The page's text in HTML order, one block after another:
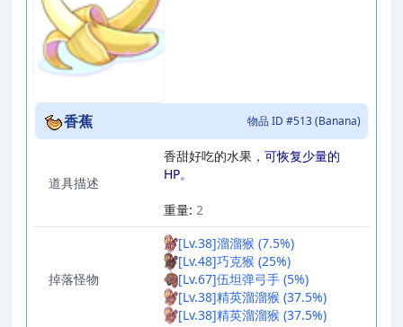
香蕉 物品 ID #513 (Banana)
道具描述
香甜好吃的水果， 可恢复少量的
HP。
重量: 2
掉落怪物
[Lv.38]溜溜猴 (7.5%)
[Lv.48]巧克猴 (25%)
[Lv.67]伍坦弹弓手 (5%)
[Lv.38]精英溜溜猴 (37.5%)
[Lv.38]精英溜溜猴 (37.5%)